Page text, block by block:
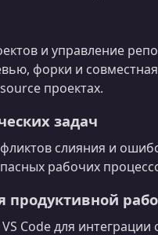
и управление
форки и
проектах.
задач
слияния и
рабочих
продуктивной
Code для интеграции